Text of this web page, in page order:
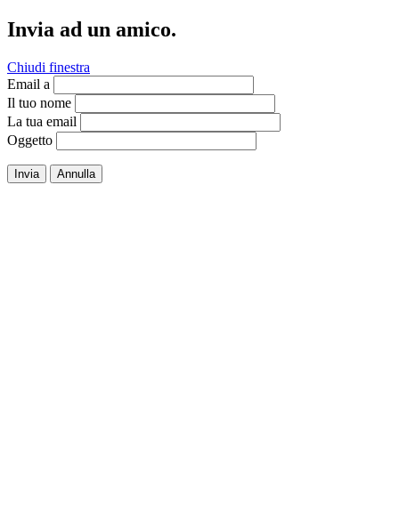
Invia ad un amico.
Chiudi finestra
Email a
Il tuo nome
La tua email
Oggetto
Invia Annulla